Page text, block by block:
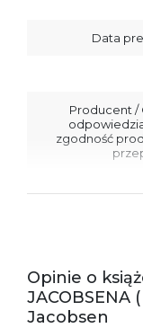
Data
Producent /
zgodność
Opinie o
JACOBSENA
Jacobsen